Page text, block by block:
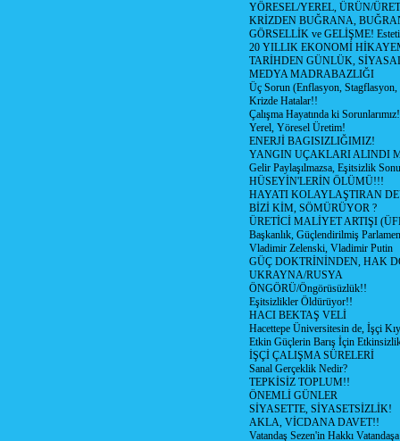
YÖRESEL/YEREL, ÜRÜN/
KRİZDEN BUĞRANA,
GÖRSELLİK ve GELİŞME!
20 YILLIK EKONOMİ
TARİHDEN GÜNLÜK,
MEDYA MADRABAZLIĞI
Üç Sorun (Enflasyon, Stagflasyon,
Krizde Hatalar!!
Çalışma Hayatında ki
Yerel, Yöresel Üretim!
ENERJİ BAGISIZLIĞIMIZ!
YANGIN UÇAKLARI ALINDI
Gelir Paylaşılmazsa, Eşitsizlik
HÜSEYİN'LERİN ÖLÜMÜ!!!
HAYATI KOLAYLAŞTIRAN
BİZİ KİM, SÖMÜRÜYOR ?
ÜRETİCİ MALİYET ARTIŞI
Başkanlık, Güçlendirilmiş
Vladimir Zelenski, Vladimir Putin
GÜÇ DOKTRİNİNDEN, HAK
UKRAYNA/RUSYA
ÖNGÖRÜ/Öngörüsüzlük!!
Eşitsizlikler Öldürüyor!!
HACI BEKTAŞ VELİ
Hacettepe Üniversitesin de, İşçi
Etkin Güçlerin Barış İçin
İŞÇİ ÇALIŞMA SÜRELERİ
Sanal Gerçeklik Nedir?
TEPKİSİZ TOPLUM!!
ÖNEMLİ GÜNLER
SİYASETTE, SİYASETSİZLİK!
AKLA, VİCDANA DAVET!!
Vatandaş Sezen'in Hakkı